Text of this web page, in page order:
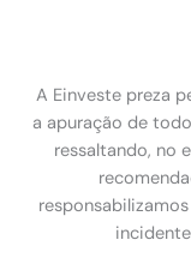
A Einveste preza
a apuração de
ressaltando, no